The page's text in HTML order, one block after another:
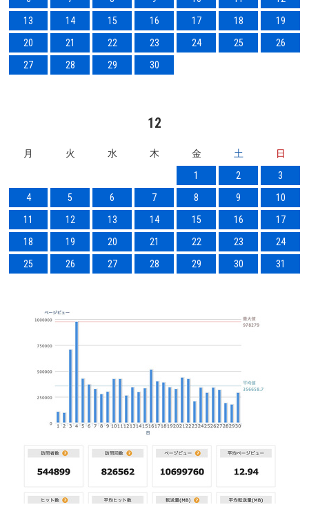
13
14 15 16 17 18
19
20
21 22 23 24 25
26
27
28 29 30
12
月 火 水 木 金 土
日
1
2
3
4
5 6 7 8 9
10
11
12 13 14 15 16
17
18
19 20 21 22 23
24
25
26 27 28 29 30 31